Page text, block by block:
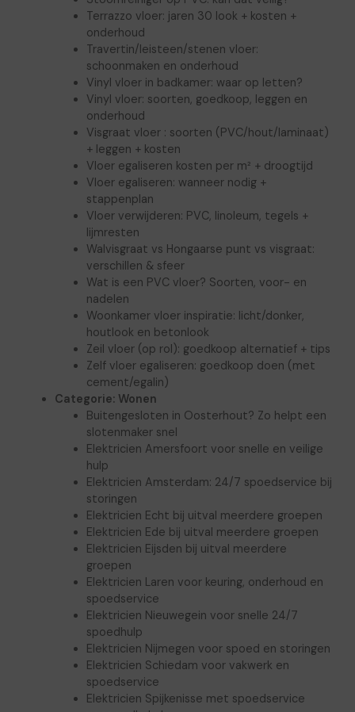
Terrazzo vloer: jaren 30 look + kosten +
onderhoud
Travertin/leisteen/stenen vloer:
schoonmaken en onderhoud
Vinyl vloer in badkamer: waar op letten?
Vinyl vloer: soorten, goedkoop, leggen en
onderhoud
Visgraat vloer : soorten (PVC/hout/laminaat)
+ leggen + kosten
Vloer egaliseren kosten per m² + droogtijd
Vloer egaliseren: wanneer nodig +
stappenplan
Vloer verwijderen: PVC, linoleum, tegels +
lijmresten
Walvisgraat vs Hongaarse punt vs visgraat:
verschillen & sfeer
Wat is een PVC vloer? Soorten, voor- en
nadelen
Woonkamer vloer inspiratie: licht/donker,
houtlook en betonlook
Zeil vloer (op rol): goedkoop alternatief + tips
Zelf vloer egaliseren: goedkoop doen (met
cement/egalin)
Categorie: Wonen
Buitengesloten in Oosterhout? Zo helpt een
slotenmaker snel
Elektricien Amersfoort voor snelle en veilige
hulp
Elektricien Amsterdam: 24/7 spoedservice bij
storingen
Elektricien Echt bij uitval meerdere groepen
Elektricien Ede bij uitval meerdere groepen
Elektricien Eijsden bij uitval meerdere
groepen
Elektricien Laren voor keuring, onderhoud en
spoedservice
Elektricien Nieuwegein voor snelle 24/7
spoedhulp
Elektricien Nijmegen voor spoed en storingen
Elektricien Schiedam voor vakwerk en
spoedservice
Elektricien Spijkenisse met spoedservice